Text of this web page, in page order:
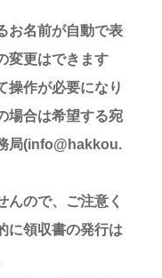
お名前が自動で表
変更はできます
操作が必要になり
場合は希望する宛
局(info@hakkou.
ので、ご注意く
に領収書の発行は